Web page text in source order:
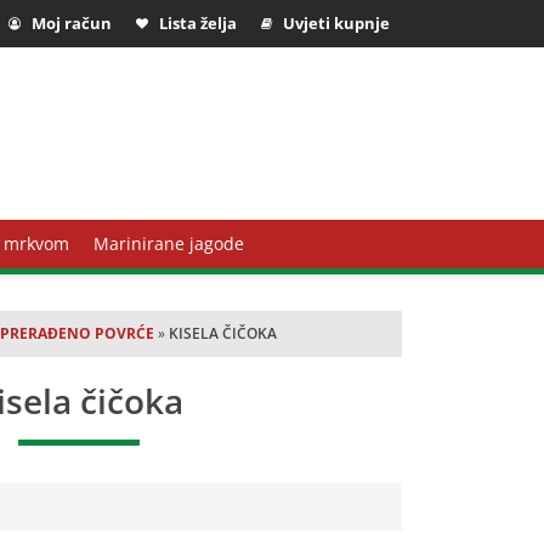
Moj račun Lista želja Uvjeti kupnje
Marinirane jagode
PRERAĐENO POVRĆE » KISELA ČIČOKA
čičoka